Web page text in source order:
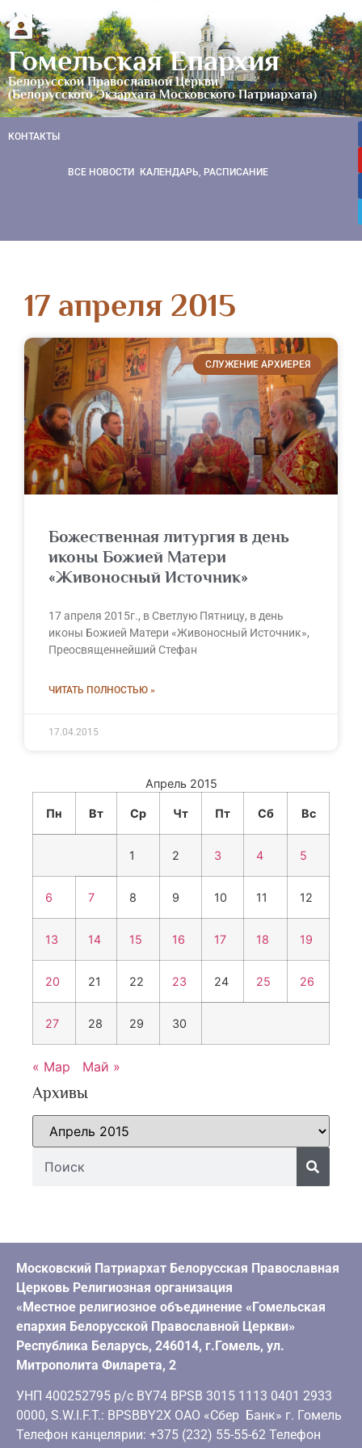
Гомельская Епархия
Белорусской Православной Церкви
(Белорусского Экзархата Московского Патриархата)
КОНТАКТЫ
ВСЕ НОВОСТИ КАЛЕНДАРЬ, РАСПИСАНИЕ
17 апреля 2015
СЛУЖЕНИЕ АРХИЕРЕЯ
Божественная литургия в день
иконы Божией Матери
«Живоносный Источник»
17 апреля 2015г., в Светлую Пятницу, в день
иконы Божией Матери «Живоносный Источник»,
Преосвященнейший Стефан
ЧИТАТЬ ПОЛНОСТЬЮ »
17.04.2015
Апрель 2015
Пн Вт Ср Чт Пт Сб Вс
1 2 3 4 5
6 7 8 9 10 11 12
13 14 15 16 17 18 19
20 21 22 23 24 25 26
27 28 29 30
« Мар Май »
Архивы
Московский Патриархат Белорусская Православная
Церковь Религиозная организация
«Местное религиозное объединение «Гомельская
епархия Белорусской Православной Церкви»
Республика Беларусь, 246014, г.Гомель, ул.
Митрополита Филарета, 2
УНП 400252795 р/с BY74 BPSB 3015 1113 0401 2933
0000, S.W.I.F.T.: BPSBBY2X ОАО «Сбер Банк» г. Гомель
Телефон канцелярии: +375 (232) 55-55-62 Телефон